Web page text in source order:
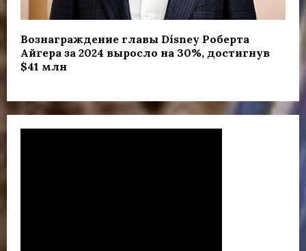
Вознаграждение главы Disney Роберта
Айгера за 2024 выросло на 30%, достигнув
$41 млн